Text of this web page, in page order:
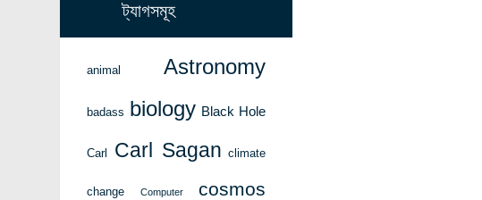
ট্যাগসমূহ
animal Astronomy
badass biology Black Hole
Carl Carl Sagan climate
change Computer cosmos